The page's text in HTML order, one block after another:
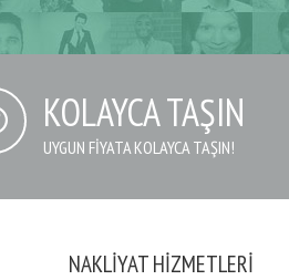
KOLAYCA TAŞIN
UYGUN FIYATA KOLAYCA TAŞIN!
NAKLIYAT HIZMETLERI